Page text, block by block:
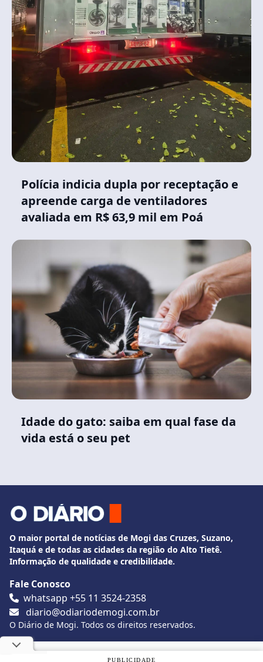
Polícia indicia dupla por receptação e
apreende carga de ventiladores
avaliada em R$ 63,9 mil em Poá
Idade do gato: saiba em qual fase da
vida está o seu pet
O maior portal de notícias de Mogi das Cruzes, Suzano,
Itaquá e de todas as cidades da região do Alto Tietê.
Informação de qualidade e credibilidade.
Fale Conosco
whatsapp +55 11 3524-2358
diario@odiariodemogi.com.br
O Diário de Mogi. Todos os direitos reservados.
Siga O Diário nas redes sociais
Utilizamos cookies, de acordo com a nossa
PUBLICIDADE